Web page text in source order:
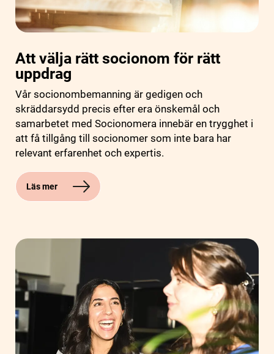
Att välja rätt socionom för rätt
uppdrag
Vår socionombemanning är gedigen och
skräddarsydd precis efter era önskemål och
samarbetet med Socionomera innebär en trygghet i
att få tillgång till socionomer som inte bara har
relevant erfarenhet och expertis.
Läs mer